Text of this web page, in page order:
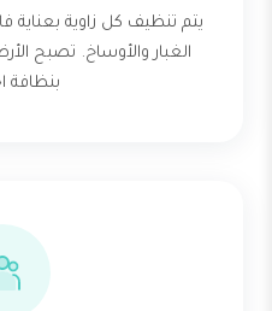
يتم تنظيف كل زاوية بعناية
الغبار والأوساخ. تصبح
بنظافة